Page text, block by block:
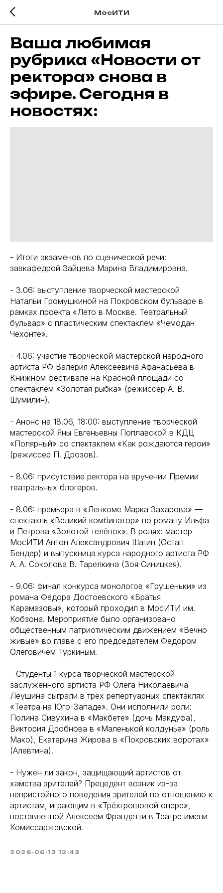
МосИТИ
Ваша любимая
рубрика «Новости от
ректора» снова в
эфире. Сегодня в
новостях:
- Итоги экзаменов по сценической речи:
завкафедрой Зайцева Марина Владимировна.
- 3.06: выступление творческой мастерской
Натальи Громушкиной на Покровском бульваре в
рамках проекта «Лето в Москве. Театральный
бульвар» с пластическим спектаклем «Чемодан
Чехонте».
- 4.06: участие творческой мастерской народного
артиста РФ Валерия Алексеевича Афанасьева в
Книжном фестивале на Красной площади со
спектаклем «Золотая рыбка» (режиссер А. В.
Шумилин).
- Анонс на 18.06, 18:00: выступление творческой
мастерской Яны Евгеньевны Поплавской в КДЦ
«Полярный» со спектаклем «Как рождаются герои»
(режиссер П. Дрозов).
- 8.06: присутствие ректора на вручении Премии
театральных блогеров.
- 8.06: премьера в «Ленкоме Марка Захарова» —
спектакль «Великий комбинатор» по роману Ильфа
и Петрова «Золотой телёнок». В ролях: мастер
МосИТИ Антон Александрович Шагин (Остап
Бендер) и выпускница курса народного артиста РФ
А. А. Соколова В. Тарелкина (Зоя Синицкая).
- 9.06: финал конкурса монологов «Грушеньки» из
романа Фёдора Достоевского «Братья
Карамазовы», который проходил в МосИТИ им.
Кобзона. Мероприятие было организовано
общественным патриотическим движением «Вечно
живые» во главе с его председателем Фёдором
Олеговичем Туркиным.
- Студенты 1 курса творческой мастерской
заслуженного артиста РФ Олега Николаевича
Леушина сыграли в трёх репертуарных спектаклях
«Театра на Юго-Западе». Они исполнили роли:
Полина Сивухина в «Макбете» (дочь Макдуфа),
Виктория Дробнова в «Маленькой колдунье» (роль
Мако), Екатерина Жирова в «Покровских воротах»
(Алевтина).
- Нужен ли закон, защищающий артистов от
хамства зрителей? Прецедент возник из-за
непристойного поведения зрителей по отношению к
артистам, играющим в «Трёхгрошовой опере»,
поставленной Алексеем Франдетти в Театре имени
Комиссаржевской.
2026-06-13 12:43